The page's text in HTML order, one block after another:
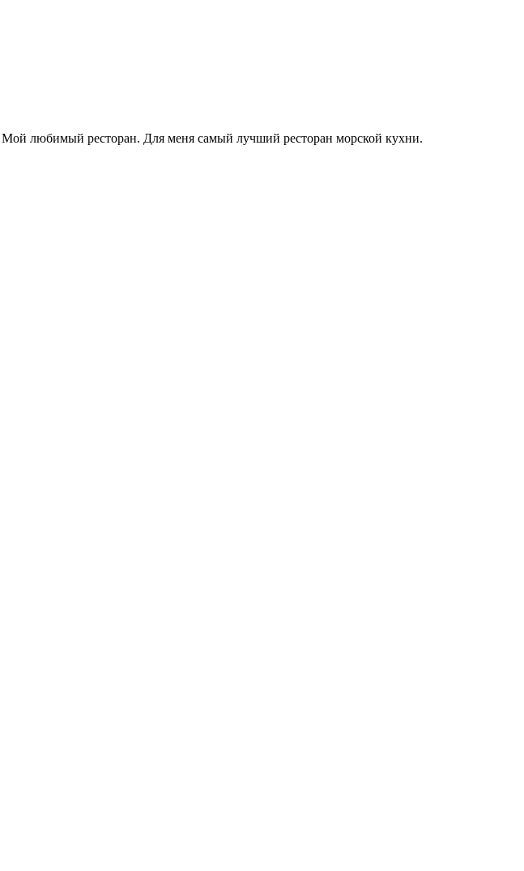
любимый ресторан. Для меня самый лучший ресторан морской кухни.